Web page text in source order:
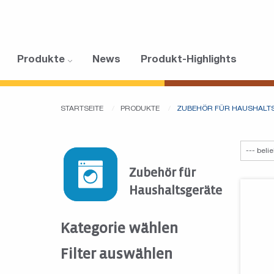
Produkte News Produkt-Highlights
STARTSEITE PRODUKTE ZUBEHÖR FÜR
Zubehör für
Haushaltsgeräte
Kategorie wählen
Filter auswählen